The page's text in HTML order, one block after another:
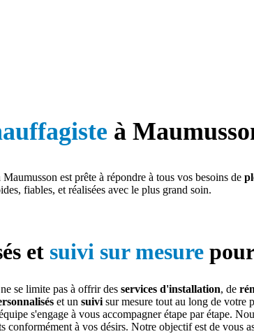
à
Maumusson est prête à répondre à tous vos besoins de
fiables, et réalisées avec le plus grand soin.
et suivi sur mesure
ne se limite pas à offrir des services d'installation, de
et un suivisur mesure tout au long de votre
s'engage à vous accompagner étape par étape.
conformément à vos désirs. Notre objectif est de vous